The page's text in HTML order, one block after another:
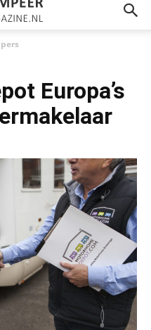
Europa’s